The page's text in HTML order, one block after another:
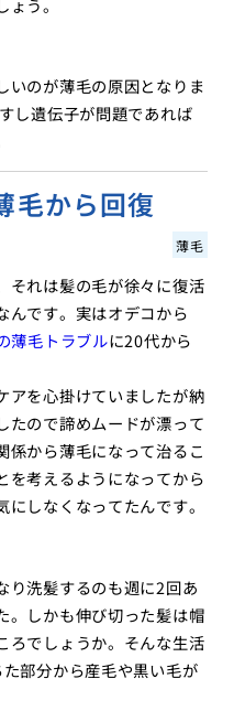
いのが薄毛の原因となりま
し遺伝子が問題であれば
毛から回復
薄毛
それは髪の毛が徐々に復活
んです。実はオデコから
薄毛トラブルに20代から
アを心掛けていましたが納
たので諦めムードが漂って
係から薄毛になって治るこ
を考えるようになってから
しなくなってたんです。
り洗髪するのも週に2回あ
。しかも伸び切った髪は帽
ろでしょうか。そんな生活
部分から産毛や黒い毛が